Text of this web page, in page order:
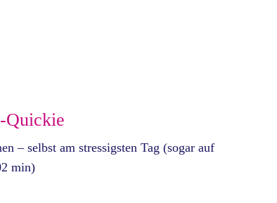
Quickie
– selbst am stressigsten Tag (sogar auf
min)